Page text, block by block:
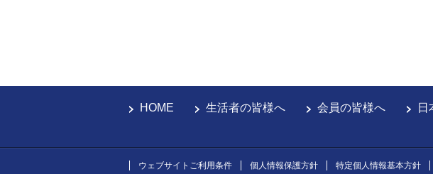
HOME 生活者の皆様へ 会員の皆様へ 日
ウェブサイトご利用条件 個人情報保護方針 特定個人情報基本方針